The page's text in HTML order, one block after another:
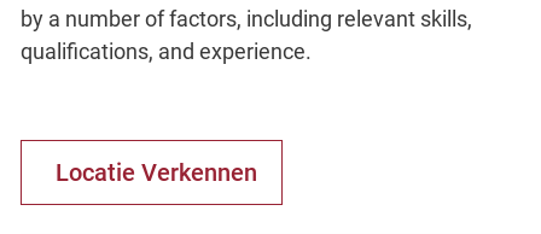
by a number of factors, including relevant skills,
qualifications, and experience.
Locatie Verkennen